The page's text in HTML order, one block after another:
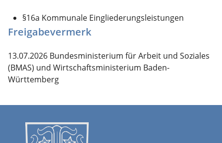
§16a Kommunale Eingliederungsleistungen
Freigabevermerk
13.07.2026 Bundesministerium für Arbeit und Soziales
(BMAS) und Wirtschaftsministerium Baden-
Württemberg